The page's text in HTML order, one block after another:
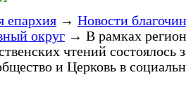
епархия → Новости
округ → В рамках
чтений состоялось
и Церковь в